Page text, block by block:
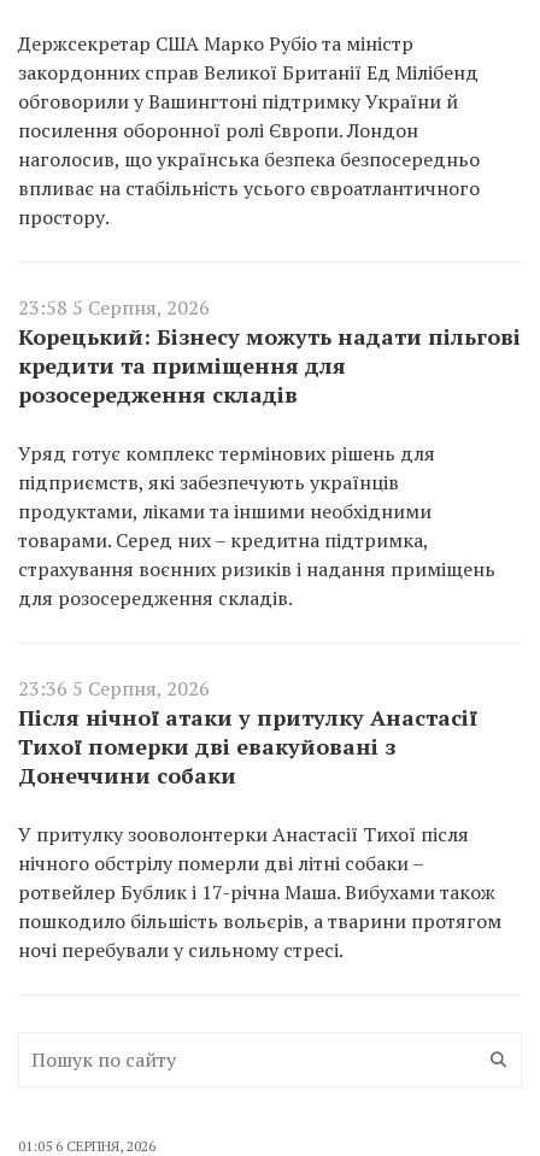
Держсекретар США Марко Рубіо та міністр
закордонних справ Великої Британії Ед Мілібенд
обговорили у Вашингтоні підтримку України й
посилення оборонної ролі Європи. Лондон
наголосив, що українська безпека безпосередньо
впливає на стабільність усього євроатлантичного
простору.
23:58 5 Серпня, 2026
Корецький: Бізнесу можуть надати пільгові
кредити та приміщення для
розосередження складів
Уряд готує комплекс термінових рішень для
підприємств, які забезпечують українців
продуктами, ліками та іншими необхідними
товарами. Серед них – кредитна підтримка,
страхування воєнних ризиків і надання приміщень
для розосередження складів.
23:36 5 Серпня, 2026
Після нічної атаки у притулку Анастасії
Тихої померки дві евакуйовані з
Донеччини собаки
У притулку зооволонтерки Анастасії Тихої після
нічного обстрілу померли дві літні собаки –
ротвейлер Бублик і 17-річна Маша. Вибухами також
пошкодило більшість вольєрів, а тварини протягом
ночі перебували у сильному стресі.
01:05 6 СЕРПНЯ, 2026